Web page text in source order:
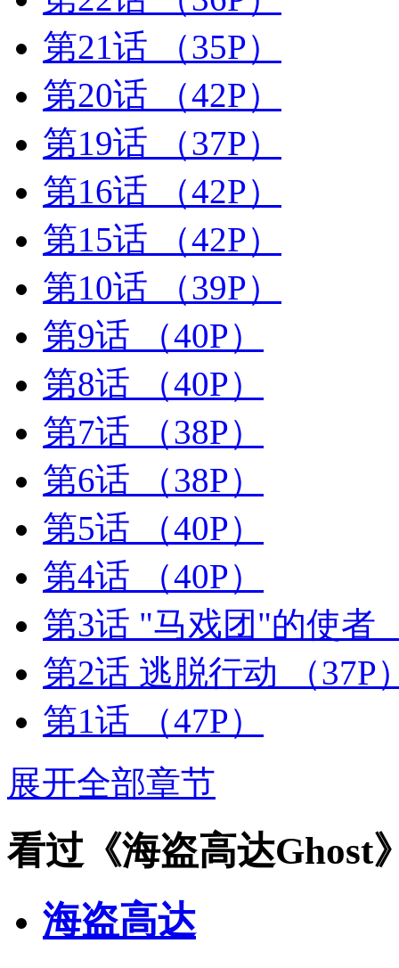
第21话
（35P）
第20话
（42P）
第19话
（37P）
第16话
（42P）
第15话
（42P）
第10话
（39P）
第9话
（40P）
第8话
（40P）
第7话
（38P）
第6话
（38P）
第5话
（40P）
第4话
（40P）
第3话 "马戏团"的使者
第2话 逃脱行动
（37P
第1话
（47P）
展开全部章节
看过《海盗高达Ghost
海盗高达